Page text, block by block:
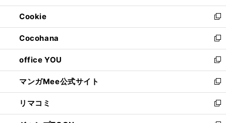
開
く
ウ
で
開
く
ン
ド
ウ
で
開
く
ウ
ィ
ン
ド
ウ
で
開
く
Cookie
新
し
い
ウ
ィ
ン
ド
ウ
で
開
Cocohana
新
し
い
ウ
ィ
ン
ド
ウ
office YOU
新
し
い
ウ
ィ
ン
マンガMee公式サイト
新
し
い
ウ
リマコミ
新
し